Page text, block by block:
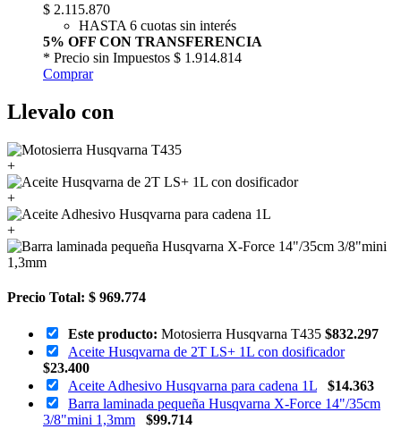
$ 2.115.870
HASTA 6 cuotas sin interés
5% OFF CON TRANSFERENCIA
* Precio sin Impuestos $ 1.914.814
Comprar
Llevalo con
+
+
+
Precio Total: $ 969.774
Este producto: Motosierra Husqvarna T435 $832.297
Aceite Husqvarna de 2T LS+ 1L con dosificador
$23.400
Aceite Adhesivo Husqvarna para cadena 1L
$14.363
Barra laminada pequeña Husqvarna X-Force 14"/35cm
3/8"mini 1,3mm
$99.714